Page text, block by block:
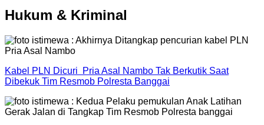
Hukum & Kriminal
Kabel PLN Dicuri Pria Asal Nambo Tak Berkutik Saat
Dibekuk Tim Resmob Polresta Banggai